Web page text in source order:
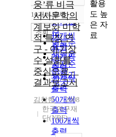
순
인기도
순
연도순
제목순
저자순
발행기
관순
내림차순
10개씩 출력
10개씩
출력
20개씩
출력
30개씩
출력
50개씩
출력
100개씩
출력
조회
웅’류 비극
서사문학의
계보와 미학
적 특징 연
구 - 아기장
수 설화를
중심으로 -_
결과보고서
김창현
2008
한국연구재
단(NRF)
활용
도 높
은 자
료